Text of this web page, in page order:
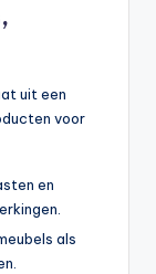
uit een
voor
en
als